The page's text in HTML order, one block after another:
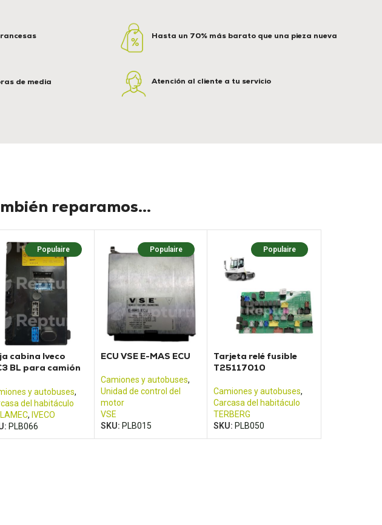
de media
Hasta un 70% más barato que una pieza nueva
Atención al cliente a tu servicio
reparamos...
Populaire
cabina Iveco
BL para camión
y autobuses,
del habitáculo
, IVECO
PLB066
Populaire
ECU VSE E-MAS ECU
Camiones y autobuses,
Unidad de control del
motor
VSE
SKU: PLB015
Populaire
Tarjeta relé fusible
T25117010
Camiones y autobuses,
Carcasa del habitáculo
TERBERG
SKU: PLB050